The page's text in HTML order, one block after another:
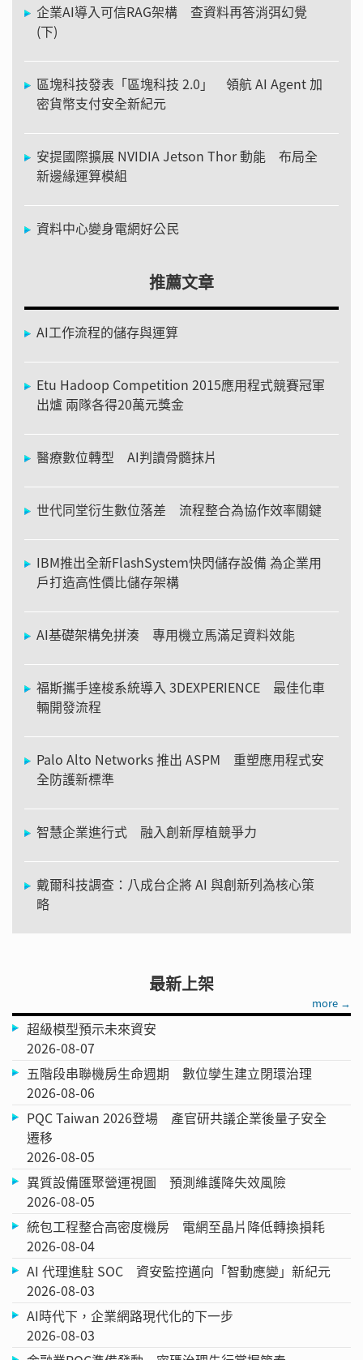
企業AI導入可信RAG架構 查資料再答消弭幻覺
(下)
區塊科技發表「區塊科技 2.0」 領航 AI Agent 加
密貨幣支付安全新紀元
安提國際擴展 NVIDIA Jetson Thor 動能 布局全
新邊緣運算模組
資料中心變身電網好公民
推薦文章
AI工作流程的儲存與運算
Etu Hadoop Competition 2015應用程式競賽冠軍
出爐 兩隊各得20萬元獎金
醫療數位轉型 AI判讀骨髓抹片
世代同堂衍生數位落差 流程整合為協作效率關鍵
IBM推出全新FlashSystem快閃儲存設備 為企業用
戶打造高性價比儲存架構
AI基礎架構免拼湊 專用機立馬滿足資料效能
福斯攜手達梭系統導入 3DEXPERIENCE 最佳化車
輛開發流程
Palo Alto Networks 推出 ASPM 重塑應用程式安
全防護新標準
智慧企業進行式 融入創新厚植競爭力
戴爾科技調查：八成台企將 AI 與創新列為核心策
略
最新上架
more →
超級模型預示未來資安
2026-08-07
五階段串聯機房生命週期 數位孿生建立閉環治理
2026-08-06
PQC Taiwan 2026登場 產官研共議企業後量子安全
遷移
2026-08-05
異質設備匯聚營運視圖 預測維護降失效風險
2026-08-05
統包工程整合高密度機房 電網至晶片降低轉換損耗
2026-08-04
AI 代理進駐 SOC 資安監控邁向「智動應變」新紀元
2026-08-03
AI時代下，企業網路現代化的下一步
2026-08-03